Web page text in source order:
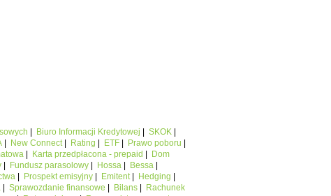
| Biuro Informacji Kredytowej | SKOK |
| New Connect | Rating | ETF | Prawo poboru |
| Karta przedpłacona - prepaid | Dom
| Fundusz parasolowy | Hossa | Bessa |
| Prospekt emisyjny | Emitent | Hedging |
| Sprawozdanie finansowe | Bilans | Rachunek